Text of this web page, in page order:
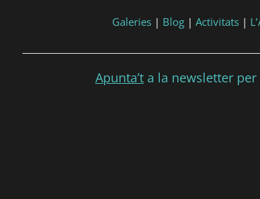
Galeries| Blog| Activitats|
Apunta’ta la newsletter per